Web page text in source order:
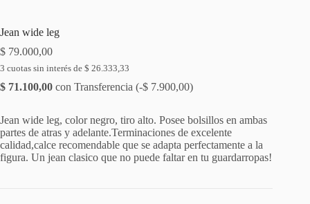
Jean wide leg
$ 79.000,00
3 cuotas sin interés de $ 26.333,33
$ 71.100,00 con Transferencia (-$ 7.900,00)
Jean wide leg, color negro, tiro alto. Posee bolsillos en ambas
partes de atras y adelante.Terminaciones de excelente
calidad,calce recomendable que se adapta perfectamente a la
figura. Un jean clasico que no puede faltar en tu guardarropas!